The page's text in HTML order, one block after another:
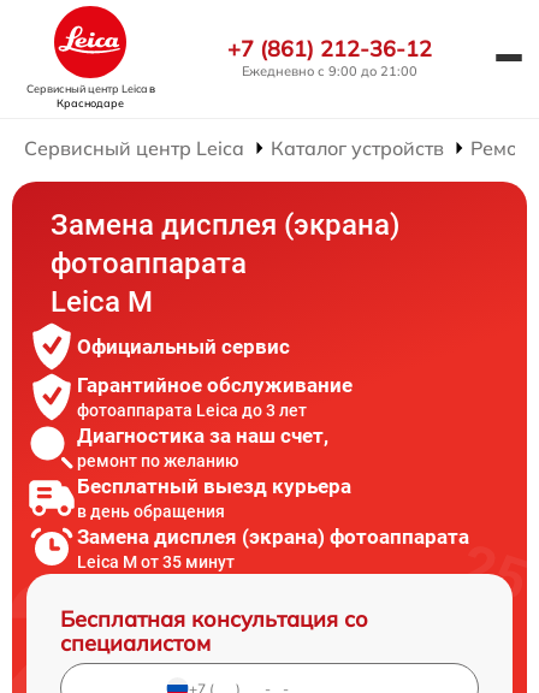
Сервисный центр Leicaв
Краснодаре
+7 (861) 212-36-12
Ежедневно с 9:00 до 21:00
Сервисный центр Leica Каталог устройств
Замена дисплея (экрана)
фотоаппарата
Leica M
Официальный сервис
Гарантийное обслуживание
фотоаппарата Leica до 3 лет
Диагностика за наш счет,
ремонт по желанию
Бесплатный выезд курьера
в день обращения
Замена дисплея (экрана) фотоаппарата
Leica M от 35 минут
Бесплатная консультация со
специалистом